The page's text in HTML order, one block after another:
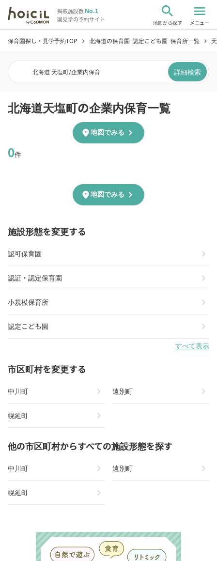
掲載施設数No.1
園見学の予約サイト
search
地図から探す
menu
メニュー
保育園探し・見学予約TOP chevron_right 北海道の保育園･認定こども園･保育所一覧 chevron_right
北海道 天塩町/企業内保育 詳細検索
北海道天塩町の企業内保育一覧
0件
location_on地図でみる chevron_right
location_on地図でみる chevron_right
施設形態を変更する
認可保育園 chevron_right
認証・認定保育園 chevron_right
小規模保育所 chevron_right
認定こども園 chevron_right
すべて表示
市区町村を変更する
中川町 chevron_right 遠別町 chevron_right
幌延町 chevron_right
他の市区町村からすべての施設形態を探す
中川町 chevron_right 遠別町 chevron_right
幌延町 chevron_right